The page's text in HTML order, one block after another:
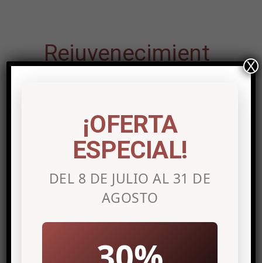
Rejuvenecimient
Rejuvenecimient
o facial Elche
3.-BPRP (Bioestimulación con Plasma
mesoterapias, porque utiliza los más
modernos avances en terapia celular
¡OFERTA
ESPECIAL!
DEL 8 DE JULIO AL 31 DE
AGOSTO
X